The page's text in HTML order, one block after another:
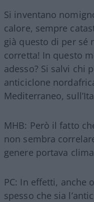
Si inventano
calore, sempre
già questo di per sé
corretta! In questo
adesso? Si salvi chi
anticiclone
Mediterraneo,
MHB: Però il fatto
non sembra
genere portava
PC: In effetti, anche
spesso che sia